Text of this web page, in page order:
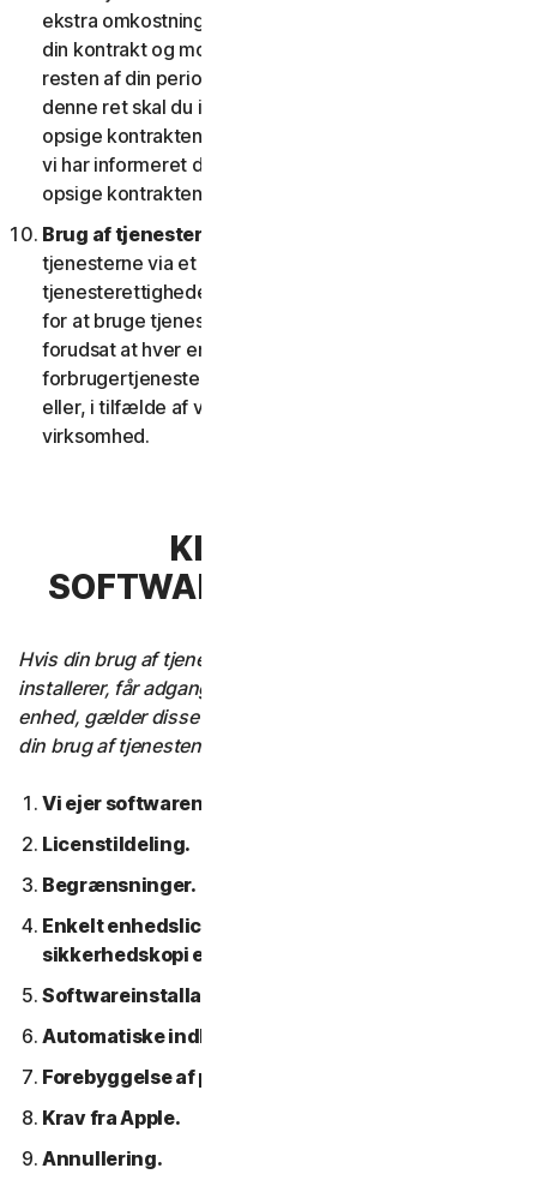
ekstra omkostninger; eller (ii) giver dig ret til at opsige
din kontrakt og modtage en pro rata refusion for
resten af din periode med tjenesten. For at udøve
denne ret skal du informere os om dit ønske om at
opsige kontrakten inden for fjorten (14) dage efter, at
vi har informeret dig om ændringen og din ret til at
opsige kontrakten.
Brug af tjenester over et netværk.
tjenesterne via et netværk, forudsat at dine
tjenesterettigheder giver dig adgang til eller mulighed
for at bruge tjenesterne på mere end én enhed, og
forudsat at hver enhed, der tilgår eller bruger
forbrugertjenesterne, tilhører en enkelt husstand
eller, i tilfælde af virksomhedstjenester, en enkelt
virksomhed.
KLAUSUL 3 –
SOFTWARELICENSVILKÅR
Hvis din brug af tjenesten kræver, at du downloader,
installerer, får adgang til eller bruger software på en
enhed, gælder disse softwarelicensbetingelser også for
din brug af tjenesten.
Vi ejer softwaren.
Licenstildeling.
Begrænsninger.
Enkelt enhedslicens; Kun en arkiv- eller
sikkerhedskopi er tilladt.
Softwareinstallation.
Automatiske indholdsopdateringer.
Forebyggelse af piratkopiering af software.
Krav fra Apple.
Annullering.